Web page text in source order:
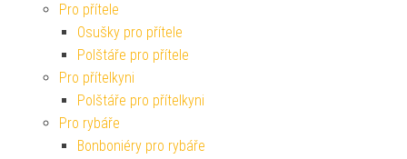
Pro přítele
Osušky pro přítele
Polštáře pro přítele
Pro přítelkyni
Polštáře pro přítelkyni
Pro rybáře
Bonboniéry pro rybáře